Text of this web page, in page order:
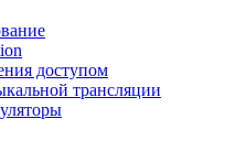
доступом
трансляции